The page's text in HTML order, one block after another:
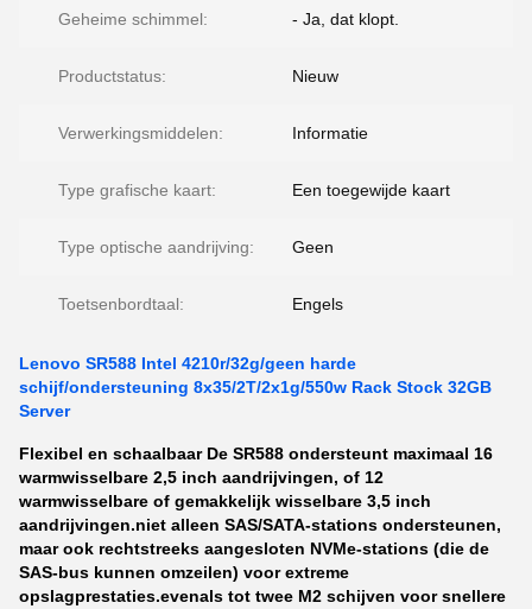
Geheime schimmel: - Ja, dat klopt.
Productstatus: Nieuw
Verwerkingsmiddelen: Informatie
Type grafische kaart: Een toegewijde kaart
Type optische aandrijving: Geen
Toetsenbordtaal: Engels
Lenovo SR588 Intel 4210r/32g/geen harde
schijf/ondersteuning 8x35/2T/2x1g/550w Rack Stock 32GB
Server
Flexibel en schaalbaar De SR588 ondersteunt maximaal 16
warmwisselbare 2,5 inch aandrijvingen, of 12
warmwisselbare of gemakkelijk wisselbare 3,5 inch
aandrijvingen.niet alleen SAS/SATA-stations ondersteunen,
maar ook rechtstreeks aangesloten NVMe-stations (die de
SAS-bus kunnen omzeilen) voor extreme
opslagprestaties.evenals tot twee M2 schijven voor snellere